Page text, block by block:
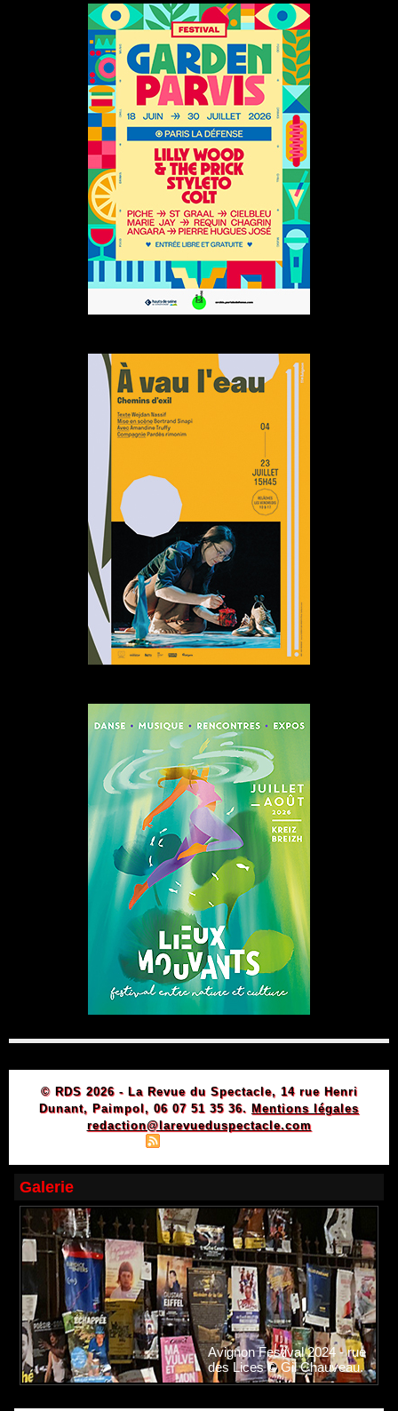
© RDS 2026 - La Revue du Spectacle, 14 rue Henri
Dunant, Paimpol, 06 07 51 35 36. Mentions légales
redaction@larevueduspectacle.com
Galerie
Avignon Festival 2024 - rue
des Lices © Gil Chauveau.